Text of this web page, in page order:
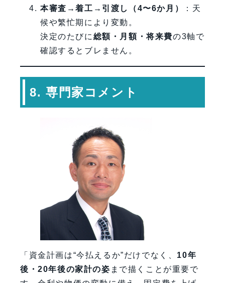
本審査→着工→引渡し（4〜6か月）
：天
候や繁忙期により変動。
決定のたびに 総額・月額・将来費の3軸で
確認するとブレません。
8. 専門家コメント
「資金計画は“今払えるか”だけでなく、 10年
後・20年後の家計の姿 まで描くことが重要で